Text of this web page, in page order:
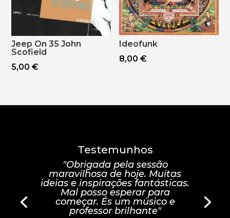
Jeep On 35 John
Scofield
5,00€
Ideofunk
8,00€
Testemunhos
"Obrigada pela sessão
maravilhosa de hoje. Muitas
ideias e inspirações fantásticas.
Mal posso esperar para
começar. És um músico e
professor brilhante"